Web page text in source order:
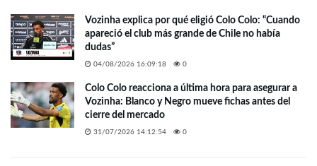
Vozinha explica por qué eligió Colo Colo: “Cuando
apareció el club más grande de Chile no había
dudas”
04/08/2026 16:09:18 0
Colo Colo reacciona a última hora para asegurar a
Vozinha: Blanco y Negro mueve fichas antes del
cierre del mercado
31/07/2026 14:12:54 0